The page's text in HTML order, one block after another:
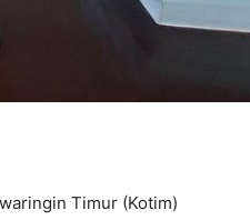
Timur (Kotim)